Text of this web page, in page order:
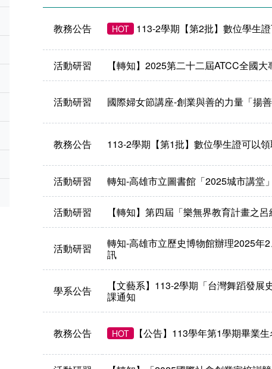
教務公告 HOT 113-2學期【第2批】數位學生
活動研習 【轉知】2025第二十二屆ATCC全國
活動研習 國際婦女節講座-創業與善的力量「揚
教務公告 113-2學期【第1批】數位學生證可以
活動研習 轉知-高雄市立圖書館「2025城市講堂
活動研習 【轉知】第四屆「樂無界教育計畫之
活動研習
轉知-高雄市立歷史博物館辦理2025年
訊
學系公告
【文藝系】113-2學期「台灣舞蹈發
課通知
教務公告 HOT 【公告】113學年第1學期畢業